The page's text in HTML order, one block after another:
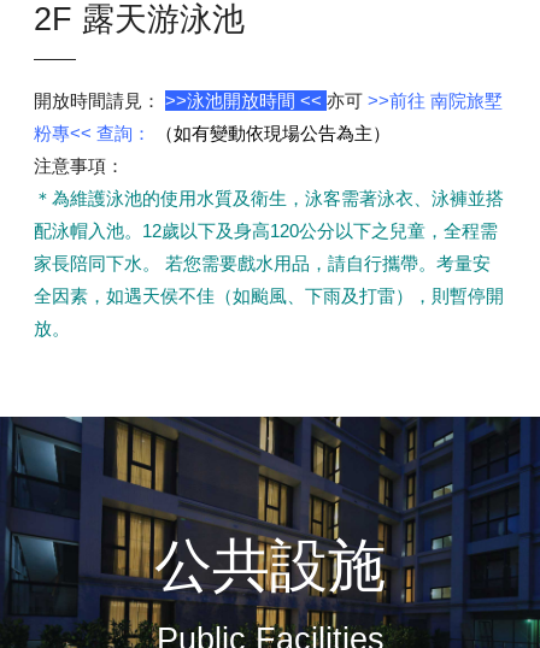
2F 露天游泳池
開放時間請見： >>泳池開放時間 << 亦可 >>前往 南院旅墅
粉專<< 查詢：
（如有變動依現場公告為主）
注意事項：
＊為維護泳池的使用水質及衛生，泳客需著泳衣、泳褲並搭
配泳帽入池。12歲以下及身高120公分以下之兒童，全程需
家長陪同下水。 若您需要戲水用品，請自行攜帶。考量安
全因素，如遇天侯不佳（如颱風、下雨及打雷），則暫停開
放。
公共設施
Public Facilities